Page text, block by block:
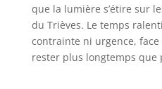
que la lumière s’étire sur
du Trièves. Le temps
contrainte ni urgence,
rester plus longtemps que